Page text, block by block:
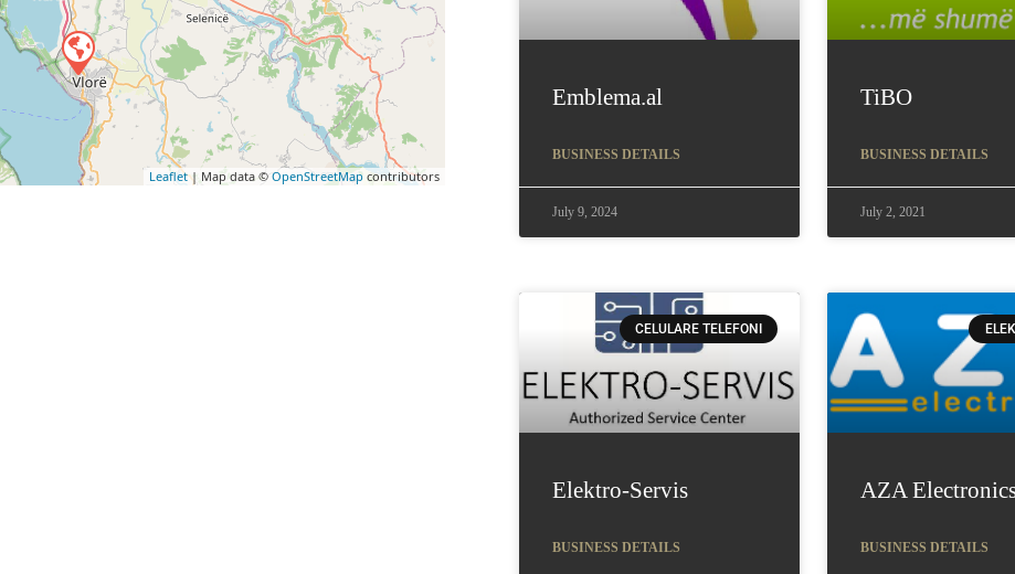
Leaflet| Map data ©OpenStreetMap contributors
Emblema.al
BUSINESS DETAILS
July 9, 2024
TiBO
BUSINESS DETAILS
July 2, 2021
CELULARE TELEFONI
Elektro-Servis
BUSINESS DETAILS
AZA
BUSINESS DETAILS